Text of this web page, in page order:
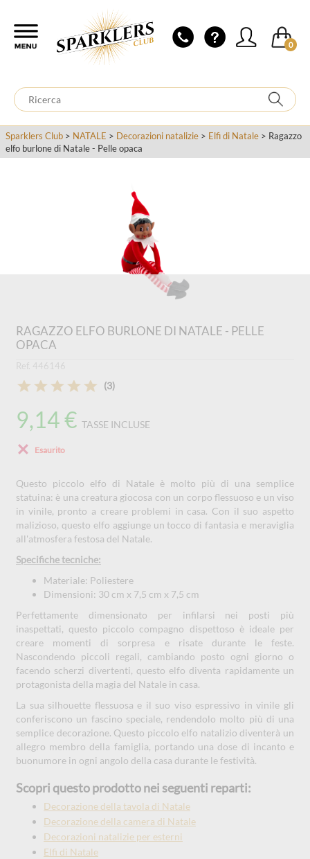
0
Sparklers Club > NATALE > Decorazioni natalizie > Elfi di Natale > Ragazzo
elfo burlone di Natale - Pelle opaca
RAGAZZO ELFO BURLONE DI NATALE - PELLE
OPACA
Ref. 446146
(3)
9,14 € TASSE INCLUSE
Esaurito
Questo piccolo elfo di Natale è molto più di una semplice
statuina: è una creatura giocosa con un corpo flessuoso e un viso
in vinile, pronto a creare problemi in casa. Con il suo aspetto
malizioso, questo elfo aggiunge un tocco di fantasia e meraviglia
all'atmosfera festosa del Natale.
Specifiche tecniche:
Materiale: Poliestere
Dimensioni: 30 cm x 7,5 cm x 7,5 cm
Perfettamente dimensionato per infilarsi nei posti più
inaspettati, questo piccolo compagno dispettoso è ideale per
creare momenti di sorpresa e risate durante le feste.
Nascondendo piccoli regali, cambiando posto ogni giorno o
facendo scherzi divertenti, questo elfo diventa rapidamente un
protagonista della magia del Natale in casa.
La sua silhouette flessuosa e il suo viso espressivo in vinile gli
conferiscono un fascino speciale, rendendolo molto più di una
semplice decorazione. Questo piccolo elfo natalizio diventerà un
allegro membro della famiglia, portando una dose di incanto e
buonumore in ogni angolo della casa durante le festività.
Scopri questo prodotto nei seguenti reparti:
Decorazione della tavola di Natale
Decorazione della camera di Natale
Decorazioni natalizie per esterni
Elfi di Natale